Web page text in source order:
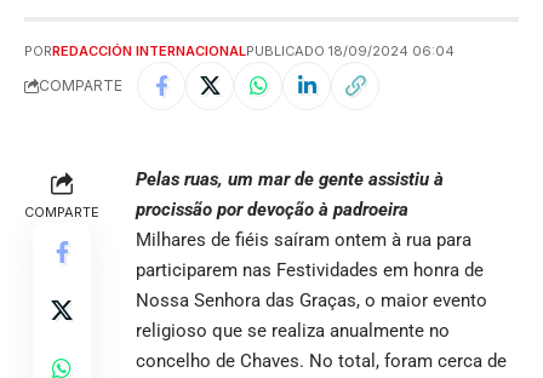
PORREDACCIÓN INTERNACIONALPUBLICADO 18/09/2024 06:04
COMPARTE
COMPARTE
Pelas ruas, um mar de gente assistiu à
procissão por devoção à padroeira
Milhares de fiéis saíram ontem à rua para
participarem nas Festividades em honra de
Nossa Senhora das Graças, o maior evento
religioso que se realiza anualmente no
concelho de Chaves. No total, foram cerca de